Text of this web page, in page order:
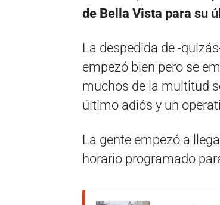
de Bella Vista para su
La despedida de -
empezó bien pero se
muchos de la multitud
último adiós y un
La gente empezó a
horario programado